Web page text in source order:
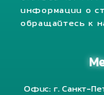
информации о
обращайтесь к
Офис: г. Санкт-